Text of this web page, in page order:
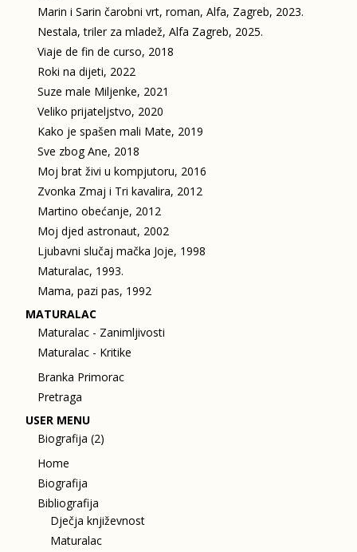
Marin i Sarin čarobni vrt, roman, Alfa, Zagreb, 2023.
Nestala, triler za mladež, Alfa Zagreb, 2025.
Viaje de fin de curso, 2018
Roki na dijeti, 2022
Suze male Miljenke, 2021
Veliko prijateljstvo, 2020
Kako je spašen mali Mate, 2019
Sve zbog Ane, 2018
Moj brat živi u kompjutoru, 2016
Zvonka Zmaj i Tri kavalira, 2012
Martino obećanje, 2012
Moj djed astronaut, 2002
Ljubavni slučaj mačka Joje, 1998
Maturalac, 1993.
Mama, pazi pas, 1992
MATURALAC
Maturalac - Zanimljivosti
Maturalac - Kritike
Branka Primorac
Pretraga
USER MENU
Biografija (2)
Home
Biografija
Bibliografija
Dječja književnost
Maturalac